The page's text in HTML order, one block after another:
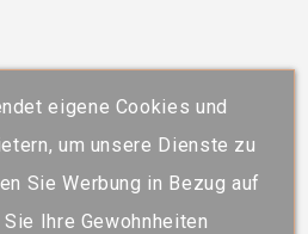
eigene Cookies und
um unsere Dienste zu
Sie Werbung in Bezug auf
Ihre Gewohnheiten